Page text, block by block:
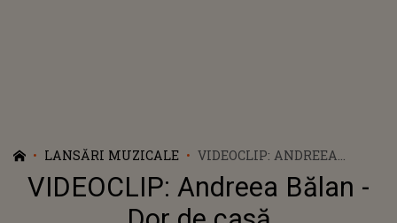
LANSĂRI MUZICALE
VIDEOCLIP: ANDREEA
BĂLAN - DOR DE CASĂ
VIDEOCLIP: Andreea Bălan -